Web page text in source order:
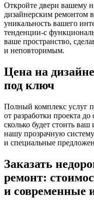
Откройте двери вашему
дизайнерским ремонтом
уникальность вашего
тенденции-с
ваше пространство,
и неповторимым.
Цена на
под ключ
Полный комплекс услуг
от разработки проекта
сколько будет стоить
нашу прозрачную
и специальные
Заказать
ремонт:
и современные